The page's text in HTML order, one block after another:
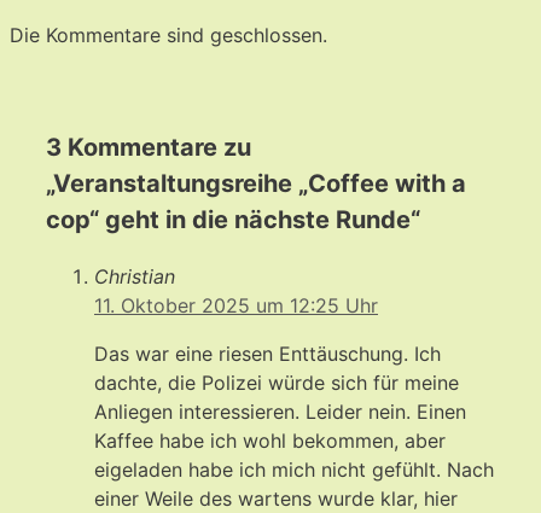
Die Kommentare sind geschlossen.
3 Kommentare zu
„Veranstaltungsreihe „Coffee with a
cop“ geht in die nächste Runde“
Christian
11. Oktober 2025 um 12:25 Uhr
Das war eine riesen Enttäuschung. Ich
dachte, die Polizei würde sich für meine
Anliegen interessieren. Leider nein. Einen
Kaffee habe ich wohl bekommen, aber
eigeladen habe ich mich nicht gefühlt. Nach
einer Weile des wartens wurde klar, hier